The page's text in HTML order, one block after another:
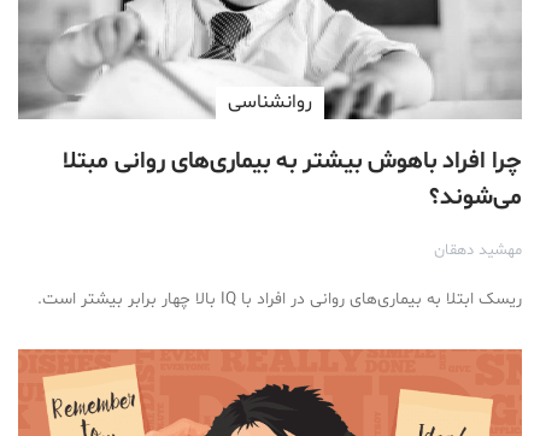
روانشناسی
چرا افراد باهوش بیشتر به بیماری‌های روانی مبتلا
می‌شوند؟
مهشید دهقان
ریسک ابتلا به بیماری‌های روانی در افراد با IQ بالا چهار برابر بیشتر است.